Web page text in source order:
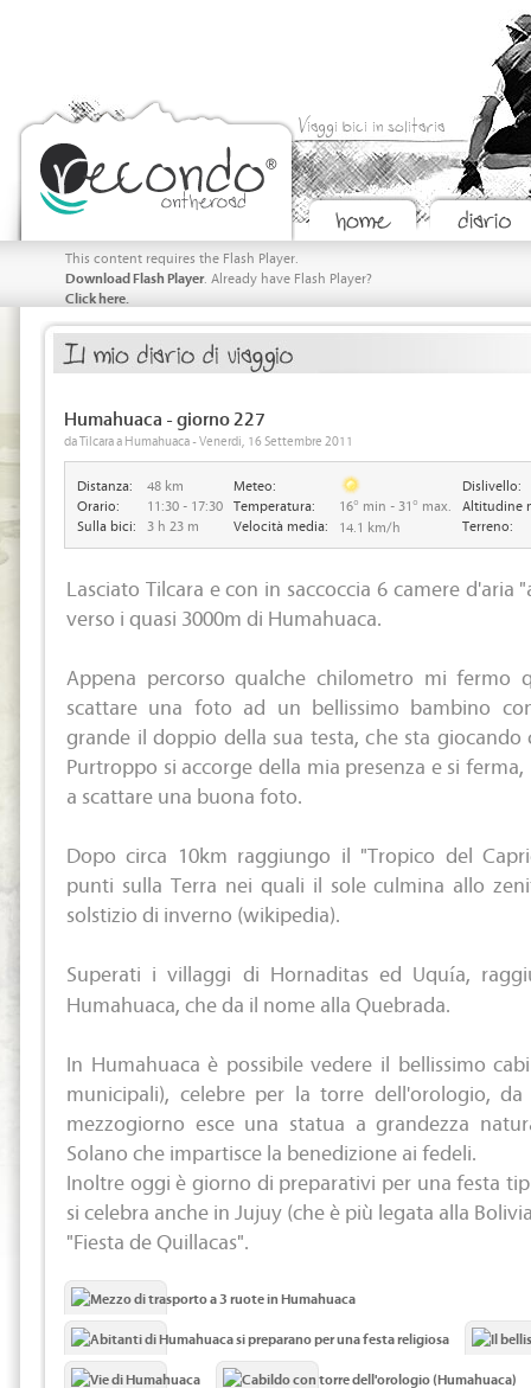
Viaggi bici in solitaria
This content requires the Flash Player.
Download Flash Player. Already have Flash Player?
Click here.
Humahuaca - giorno 227
da Tilcara a Humahuaca - Venerdi, 16 Settembre 2011
Distanza:
Orario:
Sulla bici:
48 km
11:30 - 17:30
3 h 23 m
Meteo:
Temperatura:
Velocità media:
16° min - 31° max.
14.1 km/h
Dislivello:
Altitudine
Terreno:
Lasciato Tilcara e con in saccoccia 6 camere d'aria
verso i quasi 3000m di Humahuaca.
Appena percorso qualche chilometro mi fermo
scattare una foto ad un bellissimo bambino
grande il doppio della sua testa, che sta
Purtroppo si accorge della mia presenza e si
a scattare una buona foto.
Dopo circa 10km raggiungo il "Tropico del
punti sulla Terra nei quali il sole culmina allo
solstizio di inverno (wikipedia).
Superati i villaggi di Hornaditas ed Uquía,
Humahuaca, che da il nome alla Quebrada.
In Humahuaca è possibile vedere il bellissimo
municipali), celebre per la torre dell'orologio,
mezzogiorno esce una statua a grandezza
Solano che impartisce la benedizione ai fedeli.
Inoltre oggi è giorno di preparativi per una festa
si celebra anche in Jujuy (che è più legata alla
"Fiesta de Quillacas".